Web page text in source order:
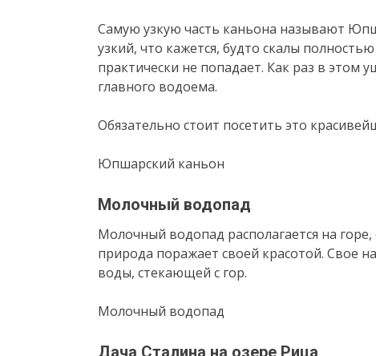
Самую узкую часть каньона называют
узкий, что кажется, будто скалы
практически не попадает. Как раз в этом
главного водоема.
Обязательно стоит посетить это
Юпшарский каньон
Молочный водопад
Молочный водопад располагается на
природа поражает своей красотой. Свое
воды, стекающей с гор.
Молочный водопад
Дача Сталина на озере Рица